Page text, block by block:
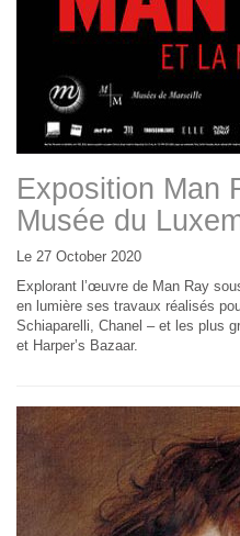
Exposition Man
Musée du
Le 27 October 2020
Explorant l’œuvre de Man Ray
en lumière ses travaux réalisés
Schiaparelli, Chanel – et les plus
et Harper’s Bazaar.